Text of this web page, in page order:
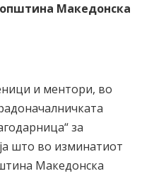
Македонска
и ментори, во
за
што во изминатиот
Македонска